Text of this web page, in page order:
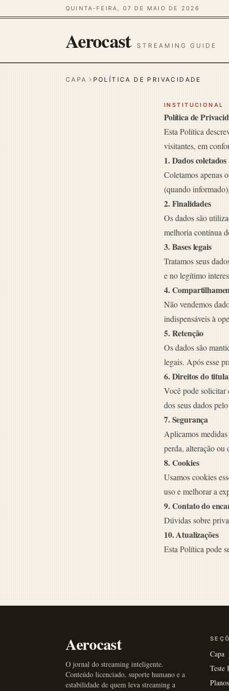
QUINTA-FEIRA, 07 DE MAIO DE 2026
Aerocast· STREAMING GUIDE
CAPA POLÍTICA DE PRIVACIDADE
INSTITUCIONAL
Política de
Esta Política
visitantes, em
1. Dados coletados
Coletamos apenas
(quando
2. Finalidades
Os dados são
melhoria contínua
3. Bases legais
Tratamos seus
e no legítimo
4.
Não vendemos
indispensáveis à
5. Retenção
Os dados são
legais. Após esse
6. Direitos do
Você pode solicitar
dos seus dados
7. Segurança
Aplicamos medidas
perda, alteração ou
8. Cookies
Usamos cookies
uso e melhorar a
9. Contato do
Dúvidas sobre
10. Atualizações
Esta Política pode
Aerocast
O jornal do streaming inteligente.
Conteúdo licenciado, suporte humano e a
estabilidade de quem leva streaming a
Capa
Teste
Planos